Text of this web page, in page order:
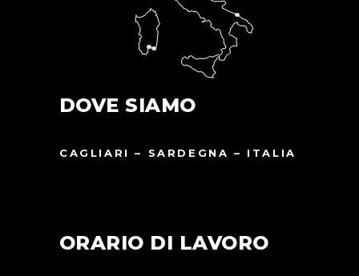
DOVE SIAMO
CAGLIARI – SARDEGNA – ITALIA
ORARIO DI LAVORO